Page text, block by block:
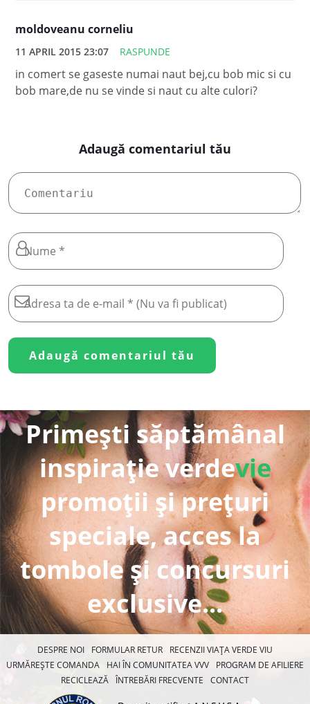
moldoveanu corneliu
11 APRIL 2015 23:07 RASPUNDE
in comert se gaseste numai naut bej,cu bob mic si cu
bob mare,de nu se vinde si naut cu alte culori?
Adaugă comentariul tău
Primești săptămânal
inspirație verdevie
promoții și prețuri
speciale, acces la
tombole și concursuri
exclusive...
DESPRE NOI FORMULAR RETUR
RECENZII VIAȚA VERDE VIU
URMĂREȘTE COMANDA
HAI ÎN COMUNITATEA VVV
PROGRAM DE AFILIERE
RECICLEAZĂ ÎNTREBĂRI FRECVENTE CONTACT